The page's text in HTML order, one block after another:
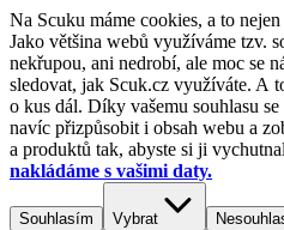
Na Scuku máme cookies, a to
Jako většina webů využíváme tzv.
nekřupou, ani nedrobí, ale moc se
sledovat, jak Scuk.cz využíváte. A
o kus dál. Díky vašemu souhlasu
navíc přizpůsobit i obsah webu a
a produktů tak, abyste si ji
nakládáme s vašimi daty.
Souhlasím Vybrat